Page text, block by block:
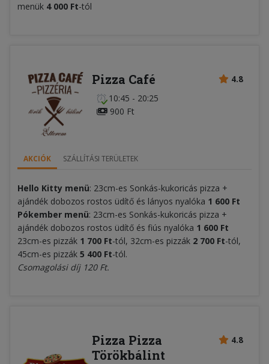
menük 4 000 Ft-tól
4.8
Pizza Café
10:45 - 20:25
900 Ft
AKCIÓK SZÁLLÍTÁSI TERÜLETEK
Hello Kitty menü: 23cm-es Sonkás-kukoricás pizza +
ajándék dobozos rostos üdítő és lányos nyalóka 1 600 Ft
Pókember menü: 23cm-es Sonkás-kukoricás pizza +
ajándék dobozos rostos üdítő és fiús nyalóka 1 600 Ft
23cm-es pizzák 1 700 Ft-tól, 32cm-es pizzák 2 700 Ft-tól,
45cm-es pizzák 5 400 Ft-tól.
Csomagolási díj 120 Ft.
4.8
Pizza Pizza
Törökbálint